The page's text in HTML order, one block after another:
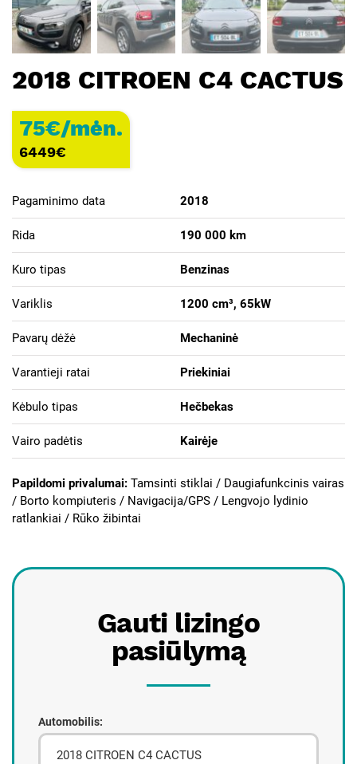
2018 CITROEN C4 CACTUS
75€/mėn.
6449€
Pagaminimo data 2018
Rida 190 000 km
Kuro tipas Benzinas
Variklis 1200 cm³, 65kW
Pavarų dėžė Mechaninė
Varantieji ratai Priekiniai
Kėbulo tipas Hečbekas
Vairo padėtis Kairėje
Papildomi privalumai: Tamsinti stiklai / Daugiafunkcinis vairas
/ Borto kompiuteris / Navigacija/GPS / Lengvojo lydinio
ratlankiai / Rūko žibintai
Gauti lizingo
pasiūlymą
Automobilis: